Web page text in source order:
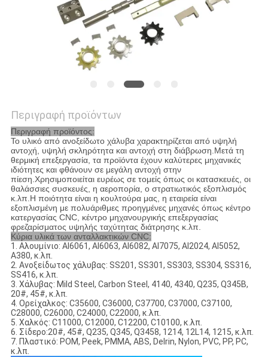
Περιγραφή προϊόντων
Περιγραφή προϊόντος:
Το υλικό από ανοξείδωτο χάλυβα χαρακτηρίζεται από υψηλή
αντοχή, υψηλή σκληρότητα και αντοχή στη διάβρωση.Μετά τη
θερμική επεξεργασία, τα προϊόντα έχουν καλύτερες μηχανικές
ιδιότητες και φθάνουν σε μεγάλη αντοχή στην
πίεση.Χρησιμοποιείται ευρέως σε τομείς όπως οι κατασκευές, οι
θαλάσσιες συσκευές, η αεροπορία, ο στρατιωτικός εξοπλισμός
κ.λπ.Η ποιότητα είναι η κουλτούρα μας, η εταιρεία είναι
εξοπλισμένη με πολυάριθμες προηγμένες μηχανές όπως κέντρο
κατεργασίας CNC, κέντρο μηχανουργικής επεξεργασίας
φρεζαρίσματος υψηλής ταχύτητας διάτρησης κ.λπ.
Κύρια υλικά των ανταλλακτικών CNC:
1. Αλουμίνιο: Al6061, Al6063, Al6082, Al7075, Al2024, Al5052,
A380, κ.λπ.
2. Ανοξείδωτος χάλυβας: SS201, SS301, SS303, SS304, SS316,
SS416, κ.λπ.
3. Χάλυβας: Mild Steel, Carbon Steel, 4140, 4340, Q235, Q345B,
20#, 45#, κ.λπ.
4. Ορείχαλκος: C35600, C36000, C37700, C37000, C37100,
C28000, C26000, C24000, C22000, κ.λπ.
5. Χαλκός: C11000, C12000, C12200, C10100, κ.λπ.
6. Σίδερο:20#, 45#, Q235, Q345, Q3458, 1214, 12L14, 1215, κ.λπ.
7. Πλαστικό: POM, Peek, PMMA, ABS, Delrin, Nylon, PVC, PP, PC,
κ.λπ.